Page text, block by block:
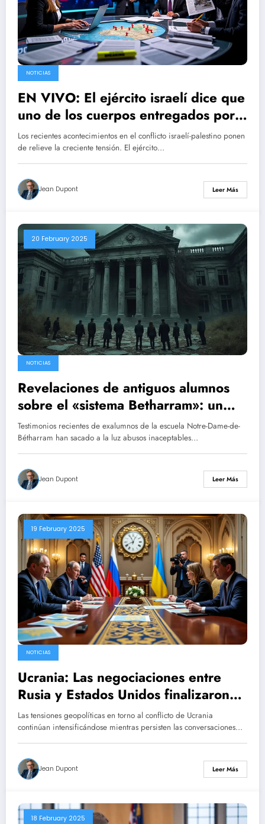
NOTICIAS
EN VIVO: El ejército israelí dice que
uno de los cuerpos entregados por
Hamas no coincide con Shiri Bibas,
mientras que se ha confirmado la
identidad de los otros tres restos.
Los recientes acontecimientos en el conflicto israelí-palestino ponen
de relieve la creciente tensión. El ejército…
Jean Dupont Leer Más
20 February 2025
NOTICIAS
Revelaciones de antiguos alumnos
sobre el «sistema Betharram»: un
templo de violencia y una trituradora
de inocencia
Testimonios recientes de exalumnos de la escuela Notre-Dame-de-
Bétharram han sacado a la luz abusos inaceptables…
Jean Dupont Leer Más
19 February 2025
NOTICIAS
Ucrania: Las negociaciones entre
Rusia y Estados Unidos finalizaron
en Riad; siga las últimas noticias.
Las tensiones geopolíticas en torno al conflicto de Ucrania
continúan intensificándose mientras persisten las conversaciones…
Jean Dupont Leer Más
18 February 2025